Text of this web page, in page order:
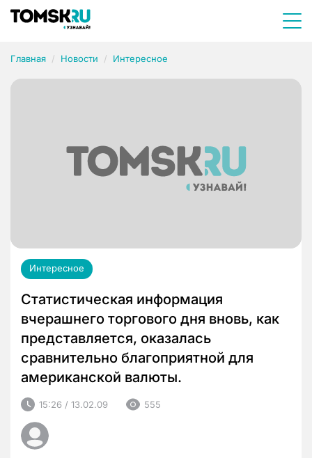
Главная Новости Интересное
Интересное
Статистическая информация
вчерашнего торгового дня вновь, как
представляется, оказалась
сравнительно благоприятной для
американской валюты.
15:26 / 13.02.09 555